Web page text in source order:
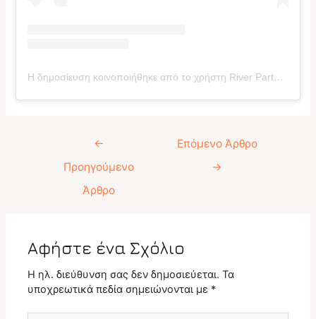
Η δημοσίευση κοινοποιήθηκε από το χρήστη River Party Ergostasio (@ergostasio_riverparty)
←
Προηγούμενο
Άρθρο
Επόμενο Άρθρο
→
Αφήστε ένα Σχόλιο
Η ηλ. διεύθυνση σας δεν δημοσιεύεται. Τα
υποχρεωτικά πεδία σημειώνονται με *